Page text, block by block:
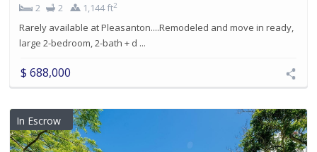
2 2 1,144 ft2
Rarely available at Pleasanton....Remodeled and move in ready,
large 2-bedroom, 2-bath + d ...
$ 688,000
In Escrow